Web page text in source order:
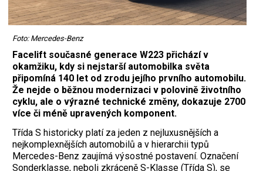
Foto: Mercedes-Benz
Facelift současné generace W223 přichází v
okamžiku, kdy si nejstarší automobilka světa
připomíná 140 let od zrodu jejího prvního automobilu.
Že nejde o běžnou modernizaci v polovině životního
cyklu, ale o výrazné technické změny, dokazuje 2700
více či méně upravených komponent.
Třída S historicky platí za jeden z nejluxusnějších a
nejkomplexnějších automobilů a v hierarchii typů
Mercedes-Benz zaujímá výsostné postavení. Označení
Sonderklasse, neboli zkráceně S-Klasse (Třída S), se